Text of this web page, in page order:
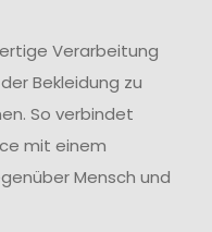
Verarbeitung
Bekleidung zu
So verbindet
mit einem
Mensch und